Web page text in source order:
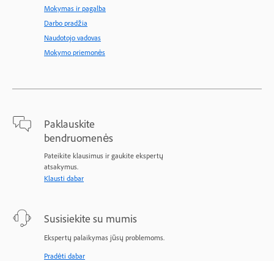
Mokymas ir pagalba
Darbo pradžia
Naudotojo vadovas
Mokymo priemonės
Paklauskite
bendruomenės
Pateikite klausimus ir gaukite ekspertų
atsakymus.
Klausti dabar
Susisiekite su mumis
Ekspertų palaikymas jūsų problemoms.
Pradėti dabar